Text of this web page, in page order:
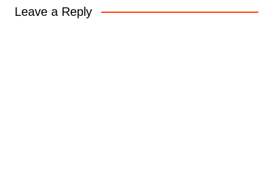
Leave a Reply